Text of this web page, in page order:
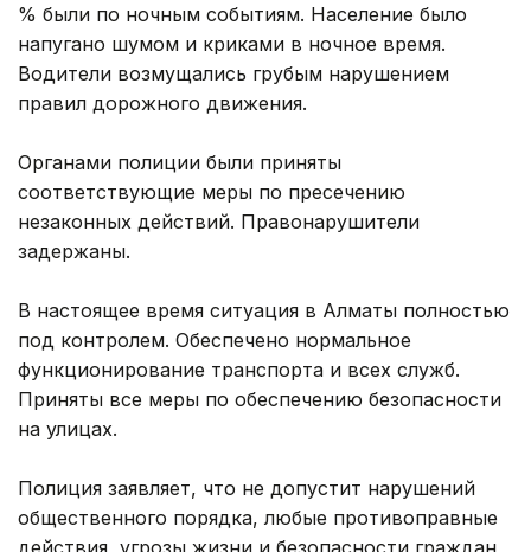
% были по ночным событиям. Население было
напугано шумом и криками в ночное время.
Водители возмущались грубым нарушением
правил дорожного движения.
Органами полиции были приняты
соответствующие меры по пресечению
незаконных действий. Правонарушители
задержаны.
В настоящее время ситуация в Алматы полностью
под контролем. Обеспечено нормальное
функционирование транспорта и всех служб.
Приняты все меры по обеспечению безопасности
на улицах.
Полиция заявляет, что не допустит нарушений
общественного порядка, любые противоправные
действия, угрозы жизни и безопасности граждан